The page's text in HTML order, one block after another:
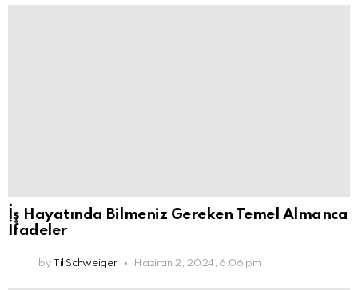
İş Hayatında Bilmeniz Gereken Temel Almanca
İfadeler
by Til Schweiger Haziran 2, 2024, 6:06 pm